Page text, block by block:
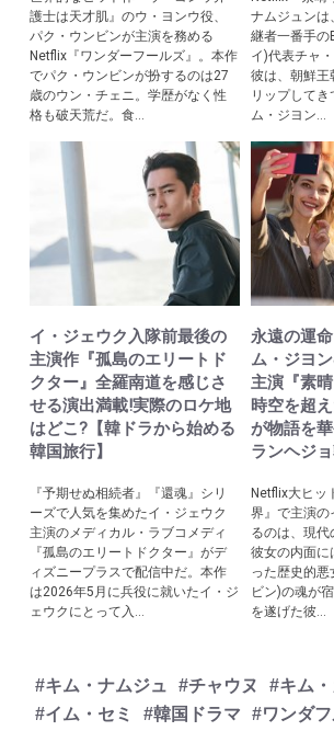
護士は天才肌』のウ・ヨンウ役、
パク・ウンビンが主演を務める
Netflix『ワンダーフールズ』。本作
でパク・ウンビンが扮するのは27
歳のウン・チェニ。学歴がなく性
格も破天荒だ。食...
ナムジュンは
継者一番手の
イ)代表チャ
彼は、朝鮮王
リップしてき
ム・ジヨン...
イ・ジェウク入隊前最後の
主演作『孤島のエリートド
クター』全羅南道を感じさ
せる演出満載!実際のロケ地
はどこ?【韓ドラから始める
韓国旅行】
『予期せぬ相続者』『還魂』シリ
ーズで人気を集めたイ・ジェウク
主演のメディカル・ラブコメディ
『孤島のエリートドクター』がデ
ィズニープラスで配信中だ。本作
は2026年5月に兵役に就いたイ・ジ
ェウクにとって入...
永遠の運
ム・ジヨ
主演『素
時空を超
が物語を
ランヘジョ
Netflix大ヒッ
界』で主演の
るのは、現代
彼女の内面に
った歴史的悪
ビン)の魂が
を遂げた彼...
#キム・ナムジュ #チャウヌ
#キム
#イム・セミ
#韓国ドラマ
#ワンダ